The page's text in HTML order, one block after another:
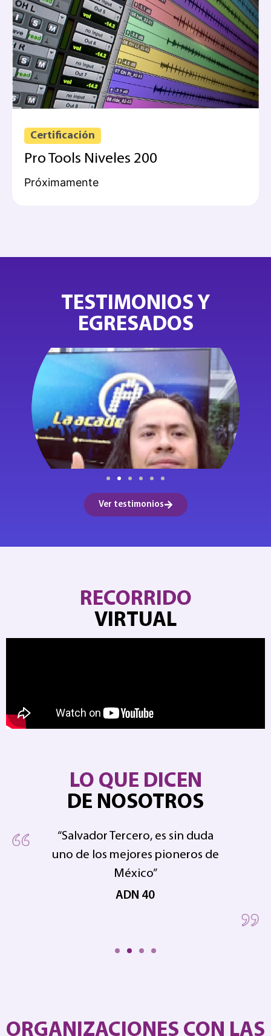
Certificación
Pro Tools Niveles 200
Próximamente
TESTIMONIOS Y
EGRESADOS
Ver testimonios
RECORRIDO
VIRTUAL
LO QUE DICEN
DE NOSOTROS
“Salvador Tercero, es sin duda
uno de los mejores pioneros de
México”
ADN 40
ORGANIZACIONES CON LAS